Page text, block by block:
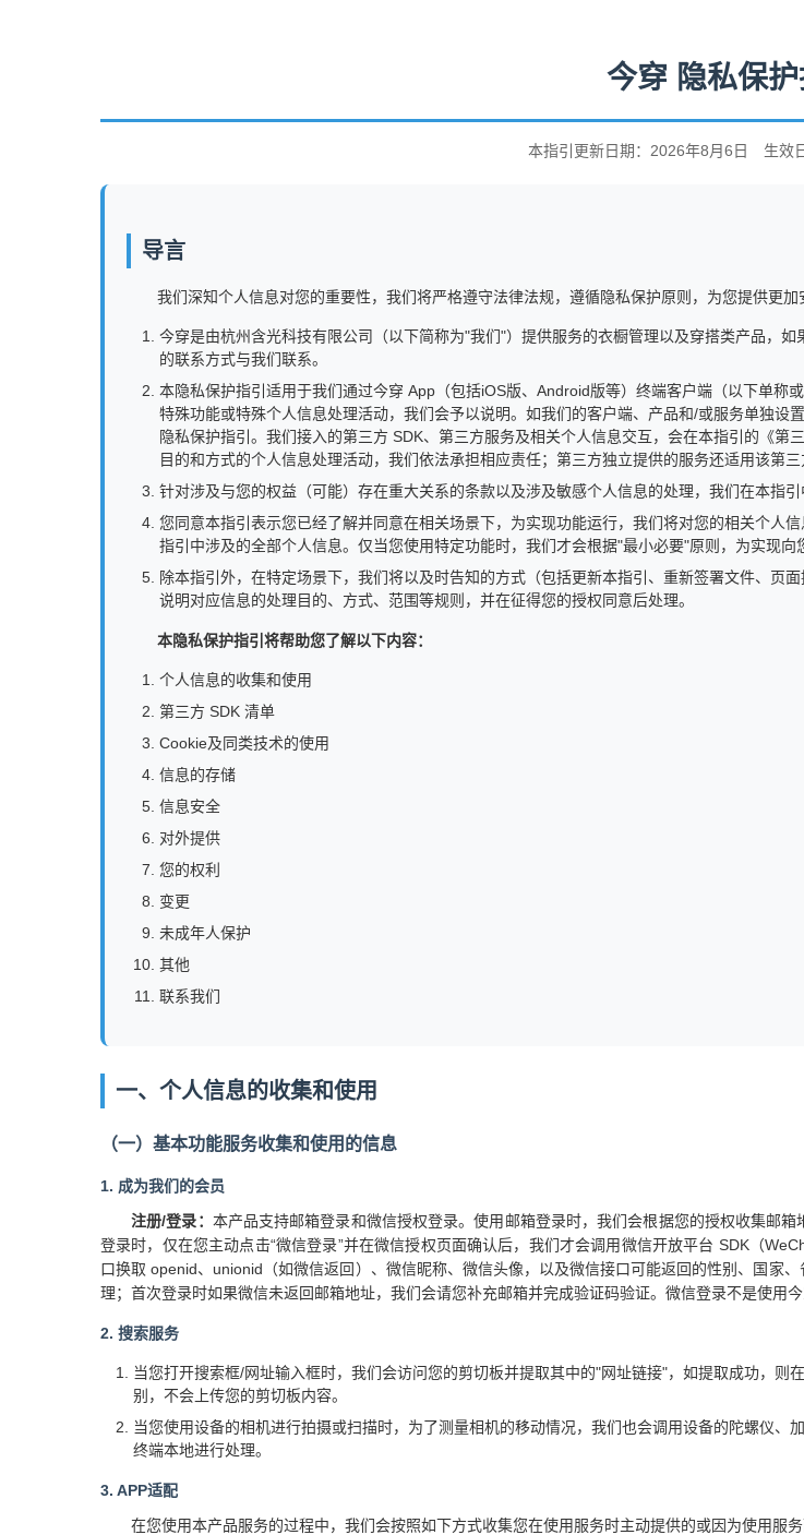
今穿 隐私保护
本指引更新日期：2026年8月6日 生效
导言
我们深知个人信息对您的重要性，我们将严格遵守法律法规，遵循隐私保护原则，为您提供更加
今穿是由杭州含光科技有限公司（以下简称为"我们"）提供服务的衣橱管理以及穿搭类产品，
的联系方式与我们联系。
本隐私保护指引适用于我们通过今穿 App（包括iOS版、Android版等）终端客户端（以下单称
特殊功能或特殊个人信息处理活动，我们会予以说明。如我们的客户端、产品和/或服务单独
隐私保护指引。我们接入的第三方 SDK、第三方服务及相关个人信息交互，会在本指引的《
目的和方式的个人信息处理活动，我们依法承担相应责任；第三方独立提供的服务还适用该第
针对涉及与您的权益（可能）存在重大关系的条款以及涉及敏感个人信息的处理，我们在本指引
您同意本指引表示您已经了解并同意在相关场景下，为实现功能运行，我们将对您的相关个人
指引中涉及的全部个人信息。仅当您使用特定功能时，我们才会根据"最小必要"原则，为实现向
除本指引外，在特定场景下，我们将以及时告知的方式（包括更新本指引、重新签署文件、页
说明对应信息的处理目的、方式、范围等规则，并在征得您的授权同意后处理。
本隐私保护指引将帮助您了解以下内容：
个人信息的收集和使用
第三方 SDK 清单
Cookie及同类技术的使用
信息的存储
信息安全
对外提供
您的权利
变更
未成年人保护
其他
联系我们
一、个人信息的收集和使用
（一）基本功能服务收集和使用的信息
1. 成为我们的会员
注册/登录： 本产品支持邮箱登录和微信授权登录。使用邮箱登录时，我们会根据您的授权收集邮
登录时，仅在您主动点击“微信登录”并在微信授权页面确认后，我们才会调用微信开放平台 SDK（
口换取 openid、unionid（如微信返回）、微信昵称、微信头像，以及微信接口可能返回的性别、国家
理；首次登录时如果微信未返回邮箱地址，我们会请您补充邮箱并完成验证码验证。微信登录不是使用
2. 搜索服务
当您打开搜索框/网址输入框时，我们会访问您的剪切板并提取其中的"网址链接"，如提取成功，
别，不会上传您的剪切板内容。
当您使用设备的相机进行拍摄或扫描时，为了测量相机的移动情况，我们也会调用设备的陀螺仪
终端本地进行处理。
3. APP适配
在您使用本产品服务的过程中，我们会按照如下方式收集您在使用服务时主动提供的或因为使用服